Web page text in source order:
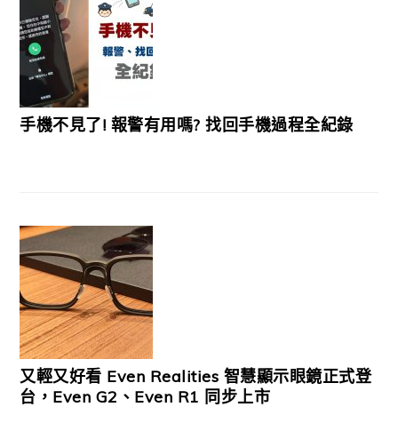
手機不見了! 報警有用嗎? 找回手機過程全紀錄
又輕又好看 Even Realities 智慧顯示眼鏡正式登
台，Even G2、Even R1 同步上市